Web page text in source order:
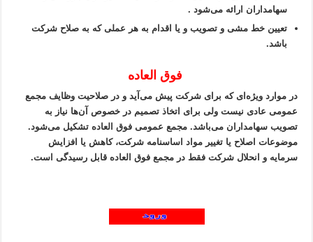
سهامداران ارائه می‌شود .
تعیین خط مشی و تصویب و یا اقدام به هر عملی که به صلاح شرکت
باشد.
فوق العاده
در موارد ویژه‌ای که برای شرکت پیش می‌آید و در صلاحیت وظایف مجمع
عمومی عادی نیست ولی برای اتخاذ تصمیم در خصوص آن‌ها نیاز به
تصویب سهامداران می‌باشد. مجمع عمومی فوق العاده تشکیل می‌شود.
موضوعات اصلاح یا تغییر مواد اساسنامه شرکت، کاهش یا افزایش
سرمایه و انحلال شرکت فقط در مجمع فوق العاده قابل رسیدگی است.